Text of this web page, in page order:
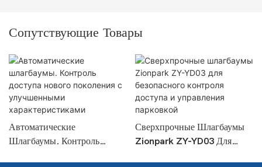
Сопутствующие Товары
Автоматические
Шлагбаумы. Контроль
Сверхпрочные Шлагбаумы
Zionpark ZY-YD03 Для